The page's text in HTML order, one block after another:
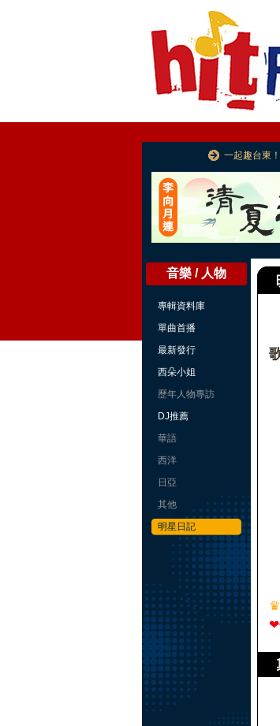
一起趣台東
音樂 / 人物
專輯資料庫
單曲首播
最新發行
西朵小姐
歷年人物專訪
DJ推薦
華語
西洋
日亞
其他
明星日記
♛
❤